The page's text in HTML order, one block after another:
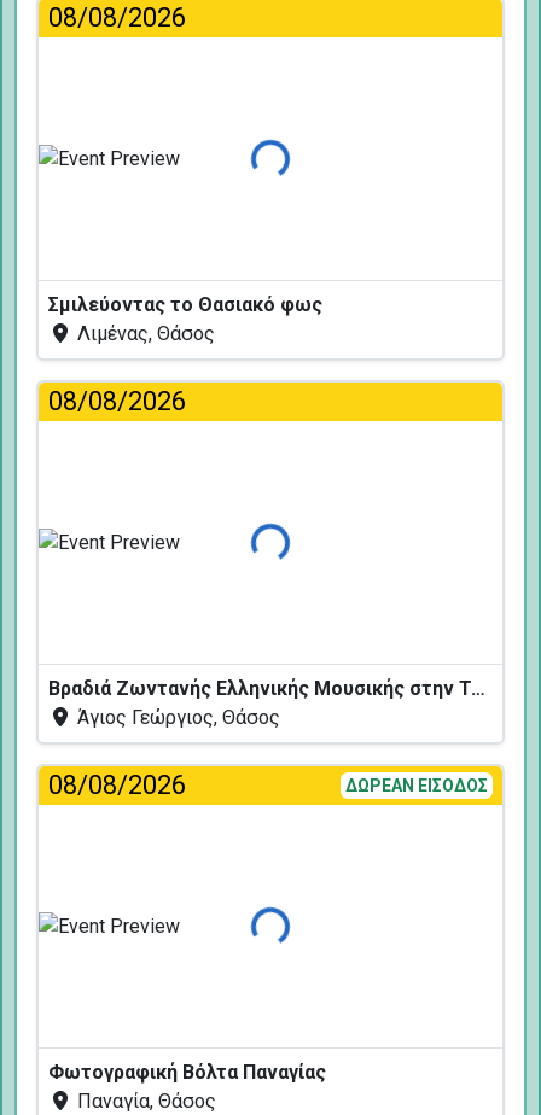
08/08/2026
Φόρτωση...
Σμιλεύοντας το Θασιακό φως
Λιμένας, Θάσος
08/08/2026
Φόρτωση...
Βραδιά Ζωντανής Ελληνικής Μουσικής στην Ταβέρνα Κελάρι
Άγιος Γεώργιος, Θάσος
08/08/2026 ΔΩΡΕΑΝ ΕΙΣΟΔΟΣ
Φόρτωση...
Φωτογραφική Βόλτα Παναγίας
Παναγία, Θάσος